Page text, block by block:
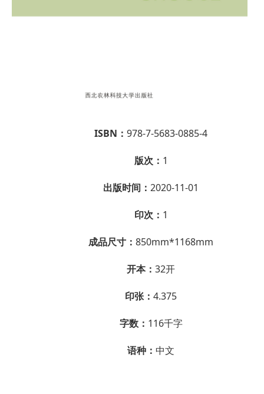
ISBN： 978-7-5683-0885-4
版次： 1
出版时间： 2020-11-01
印次： 1
成品尺寸： 850mm*1168mm
开本： 32开
印张： 4.375
字数： 116千字
语种： 中文